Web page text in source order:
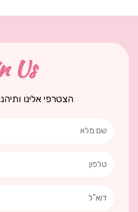
Us
הצטרפי אלינו